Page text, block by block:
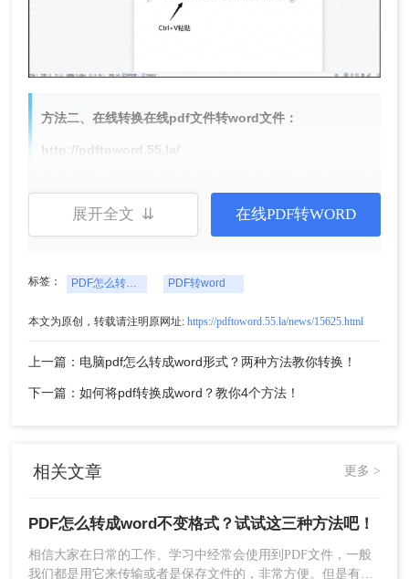
方法二、在线转换在线pdf文件转word文件：
http://pdftoword.55.la/
1、打开网址在线转换，点击“选择文件”，将要转换的PDF文件
展开全文 ⇊ 在线PDF转WORD
标签： PDF怎么转成word不变格式 PDF转word
本文为原创，转载请注明原网址: https://pdftoword.55.la/news/15625.html
上一篇：电脑pdf怎么转成word形式？两种方法教你转换！
下一篇：如何将pdf转换成word？教你4个方法！
相关文章 更多 >
PDF怎么转成word不变格式？试试这三种方法吧！
相信大家在日常的工作、学习中经常会使用到PDF文件，一般
我们都是用它来传输或者是保存文件的，非常方便。但是有一